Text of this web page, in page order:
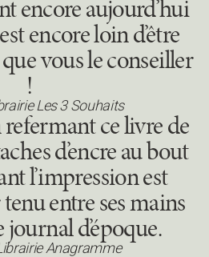
encore aujourd’hui
encore loin d’être
vous le conseiller
!
Les 3 Souhaits
refermant ce livre de
d’encre au bout
l’impression est
entre ses mains
d’époque.
Anagramme